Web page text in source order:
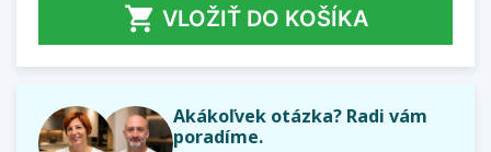
 VLOŽIŤ DO KOŠÍKA
Akákoľvek otázka? Radi vám
poradíme.